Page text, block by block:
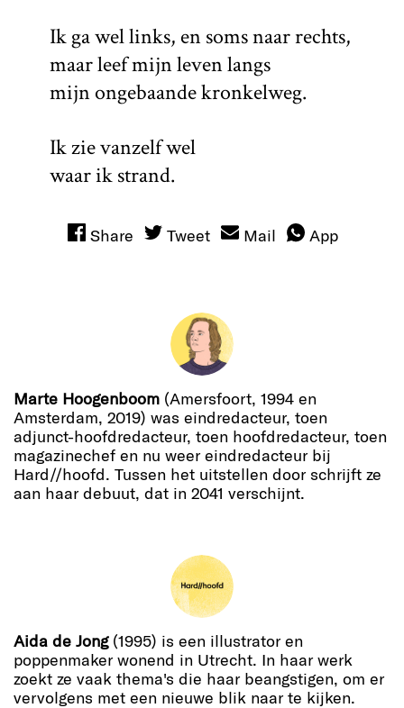
Ik ga wel links, en soms naar rechts,
maar leef mijn leven langs
mijn ongebaande kronkelweg.
Ik zie vanzelf wel
waar ik strand.
Share Tweet Mail App
Marte Hoogenboom (Amersfoort, 1994 en
Amsterdam, 2019) was eindredacteur, toen
adjunct-hoofdredacteur, toen hoofdredacteur, toen
magazinechef en nu weer eindredacteur bij
Hard//hoofd. Tussen het uitstellen door schrijft ze
aan haar debuut, dat in 2041 verschijnt.
Aida de Jong(1995) is een illustrator en
poppenmaker wonend in Utrecht. In haar werk
zoekt ze vaak thema's die haar beangstigen, om er
vervolgens met een nieuwe blik naar te kijken.